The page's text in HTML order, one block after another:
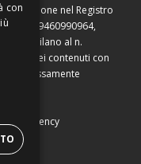
di iscrizione nel Registro
09460990964,
di Milano al n.
dei contenuti con
espressamente
Web Agency
con